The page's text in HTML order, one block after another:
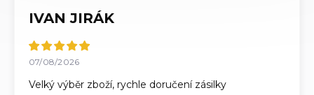
IVAN JIRÁK
07/08/2026
Velký výběr zboží, rychle doručení zásilky